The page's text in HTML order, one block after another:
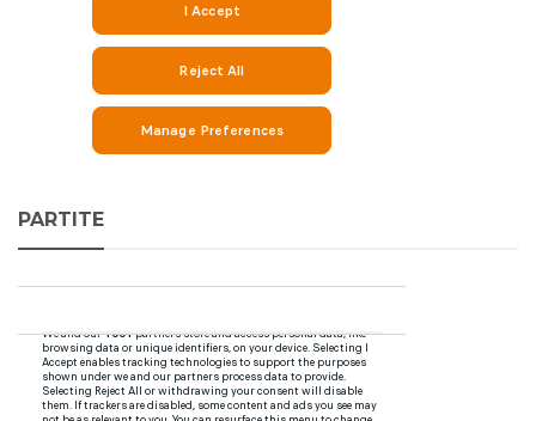
PARTITE